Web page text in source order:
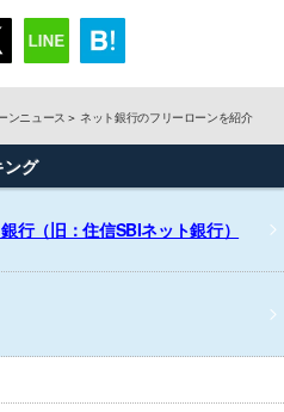
ンニュース ネット銀行のフリーローンを紹介
ング
行（旧：住信SBIネット銀行）